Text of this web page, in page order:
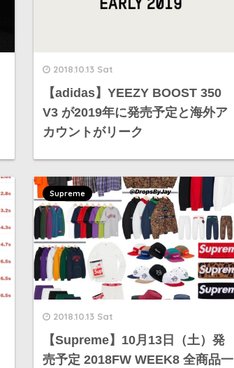
2018.10.13 Sat
【adidas】YEEZY BOOST 350
V3 が2019年に発売予定と海外ア
カウントがリーク
2018.10.13 Sat
【Supreme】10月13日（土）発
売予定 2018FW WEEK8 全商品一
Supreme